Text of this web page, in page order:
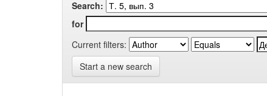
Search:
for
Current filters:
Start a new search